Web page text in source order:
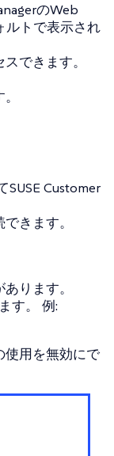
のWeb
ルトで表示され
できます。
SUSE Customer
きます。
ります。
す。 例:
使用を無効にで